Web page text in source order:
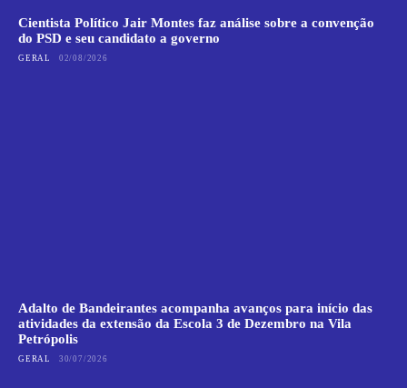
Cientista Político Jair Montes faz análise sobre a convenção
do PSD e seu candidato a governo
GERAL 02/08/2026
Adalto de Bandeirantes acompanha avanços para início das
atividades da extensão da Escola 3 de Dezembro na Vila
Petrópolis
GERAL 30/07/2026